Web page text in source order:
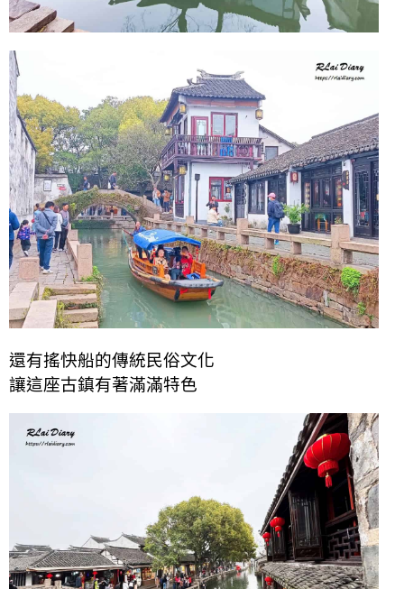
還有搖快船的傳統民俗文化
讓這座古鎮有著滿滿特色